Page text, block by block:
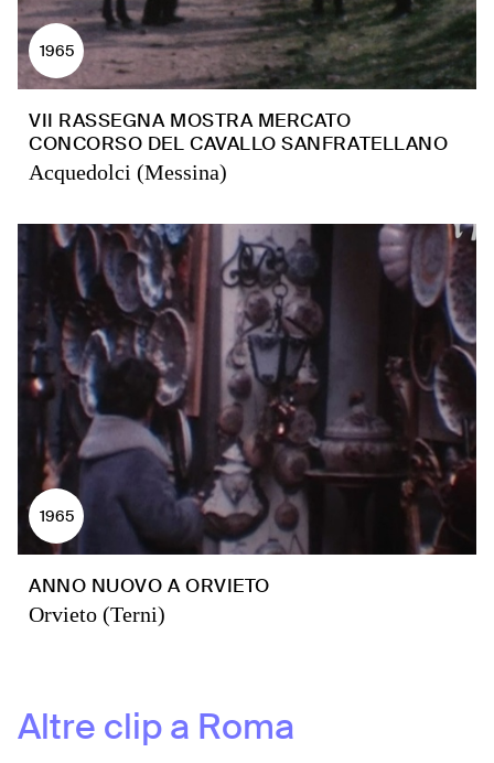
1965
VII RASSEGNA MOSTRA MERCATO
CONCORSO DEL CAVALLO SANFRATELLANO
Acquedolci (Messina)
1965
ANNO NUOVO A ORVIETO
Orvieto (Terni)
Altre clip a Roma